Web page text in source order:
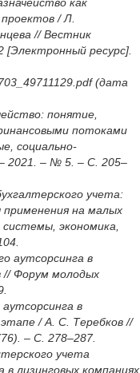
/ Л.
// Вестник
[Электронный ресурс].
(дата
понятие,
потоками
социально-
2021. – № 5. – С. 205–
учета:
на малых
экономика,
аутсорсинга в
// Форум молодых
в
/ А. С. Теребков //
– С. 278–287.
учета
в лизинговых компаниях